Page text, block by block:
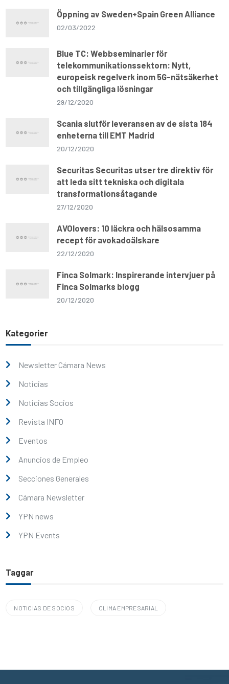
Öppning av Sweden+Spain Green Alliance
02/03/2022
Blue TC: Webbseminarier för
telekommunikationssektorn: Nytt,
europeisk regelverk inom 5G-nätsäkerhet
och tillgängliga lösningar
29/12/2020
Scania slutför leveransen av de sista 184
enheterna till EMT Madrid
20/12/2020
Securitas Securitas utser tre direktiv för
att leda sitt tekniska och digitala
transformationsåtagande
27/12/2020
AVOlovers: 10 läckra och hälsosamma
recept för avokadoälskare
22/12/2020
Finca Solmark: Inspirerande intervjuer på
Finca Solmarks blogg
20/12/2020
Kategorier
Newsletter Cámara News
Noticias
Noticias Socios
Revista INFO
Eventos
Anuncios de Empleo
Secciones Generales
Cámara Newsletter
YPN news
YPN Events
Taggar
NOTICIAS DE SOCIOS CLIMA EMPRESARIAL